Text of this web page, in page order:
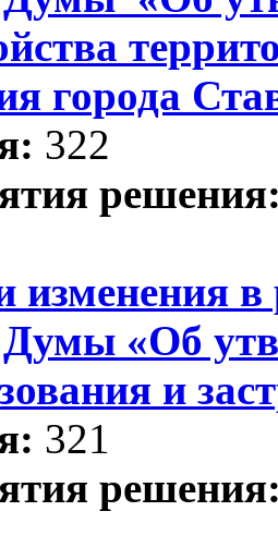
города
322
изменения
Думы «Об
и
321